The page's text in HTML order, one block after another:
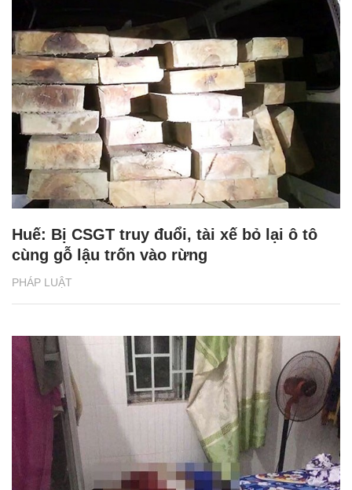
PHÁP LUẬT
Huế: Bị CSGT truy đuổi, tài xế bỏ lại ô tô
cùng gỗ lậu trốn vào rừng